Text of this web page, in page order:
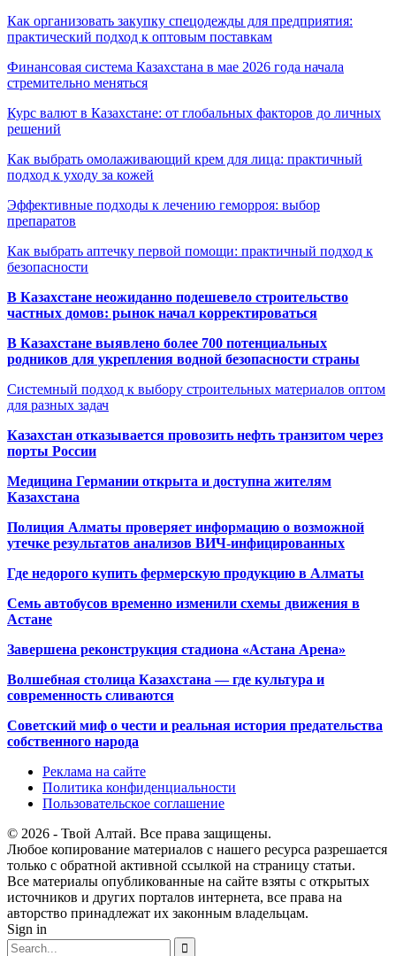
Как организовать закупку спецодежды для предприятия:
практический подход к оптовым поставкам
Финансовая система Казахстана в мае 2026 года начала
стремительно меняться
Курс валют в Казахстане: от глобальных факторов до личных
решений
Как выбрать омолаживающий крем для лица: практичный
подход к уходу за кожей
Эффективные подходы к лечению геморроя: выбор
препаратов
Как выбрать аптечку первой помощи: практичный подход к
безопасности
В Казахстане неожиданно подешевело строительство
частных домов: рынок начал корректироваться
В Казахстане выявлено более 700 потенциальных
родников для укрепления водной безопасности страны
Системный подход к выбору строительных материалов оптом
для разных задач
Казахстан отказывается провозить нефть транзитом через
порты России
Медицина Германии открыта и доступна жителям
Казахстана
Полиция Алматы проверяет информацию о возможной
утечке результатов анализов ВИЧ-инфицированных
Где недорого купить фермерскую продукцию в Алматы
Семь автобусов временно изменили схемы движения в
Астане
Завершена реконструкция стадиона «Астана Арена»
Волшебная столица Казахстана — где культура и
современность сливаются
Советский миф о чести и реальная история предательства
собственного народа
Реклама на сайте
Политика конфиденциальности
Пользовательское соглашение
© 2026 - Твой Алтай. Все права защищены.
Любое копирование материалов с нашего ресурса разрешается
только с обратной активной ссылкой на страницу статьи.
Все материалы опубликованные на сайте взяты с открытых
источников и других порталов интернета, все права на
авторство принадлежат их законным владельцам.
Sign in